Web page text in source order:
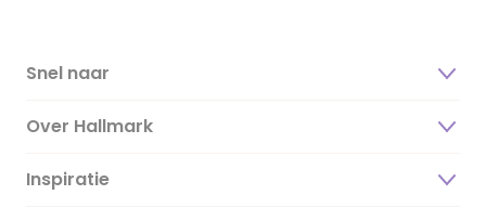
Snel naar
Over Hallmark
Over ons
Inspiratie